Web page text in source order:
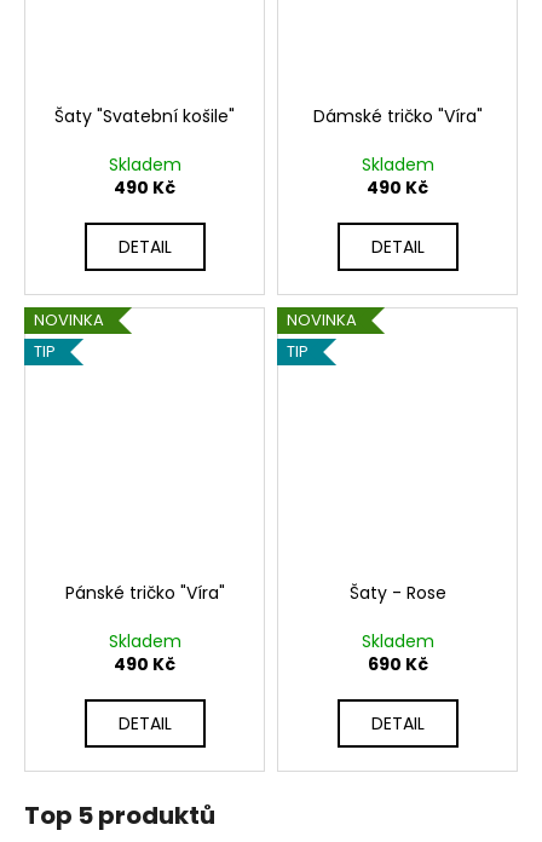
Šaty "Svatební košile"
Skladem
490 Kč
DETAIL
Dámské tričko "Víra"
Skladem
490 Kč
DETAIL
NOVINKA
TIP
Pánské tričko "Víra"
Skladem
490 Kč
DETAIL
NOVINKA
TIP
Šaty - Rose
Skladem
690 Kč
DETAIL
Top 5 produktů
CEDULE
Kč